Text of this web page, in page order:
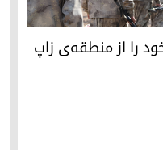
از منطقه‌ی زاپ خارج کرد
را از منطقه‌ی زاپ